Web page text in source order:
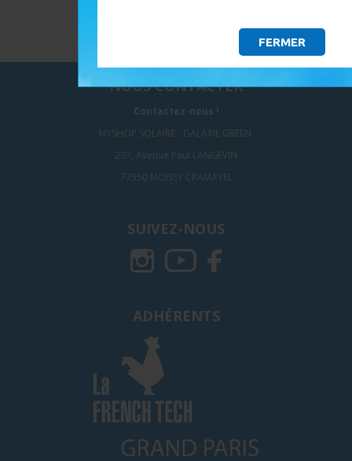
NOUS CONTACTER
Contactez-nous !
MYSHOP SOLAIRE - GALAXIE GREEN
297, Avenue Paul LANGEVIN
77550 MOISSY CRAMAYEL
SUIVEZ-NOUS
ADHÉRENTS
FERMER